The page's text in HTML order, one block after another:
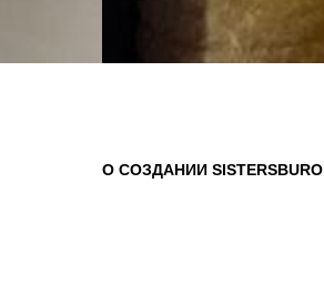
О СОЗДАНИИ SISTERSBURO